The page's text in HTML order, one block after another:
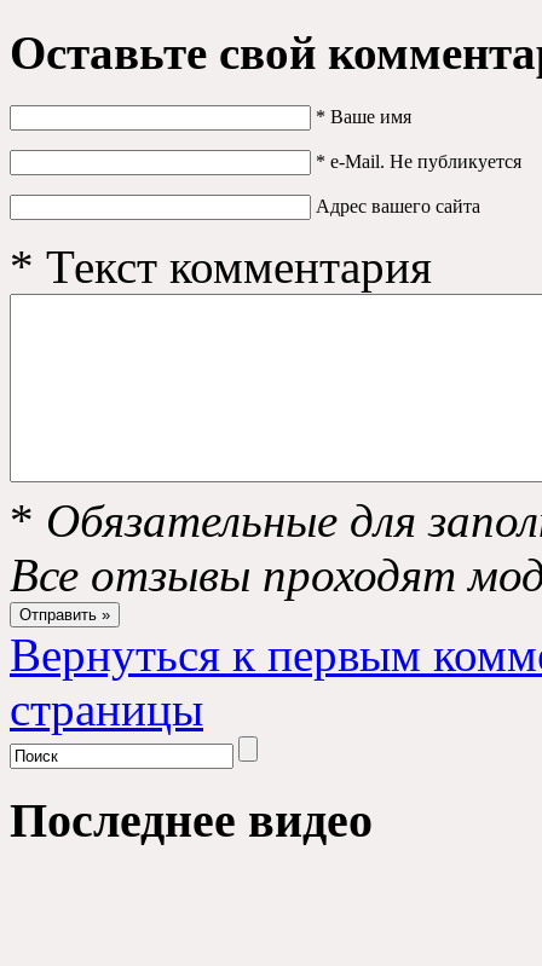
Оставьте свой
* Ваше имя
* e-Mail. Не публикуется
Адрес вашего сайта
* Текст комментария
* Обязательные для
Все отзывы проходят
Вернуться к первым
страницы
Последнее видео